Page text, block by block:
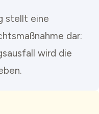
stellt eine
dar:
wird die